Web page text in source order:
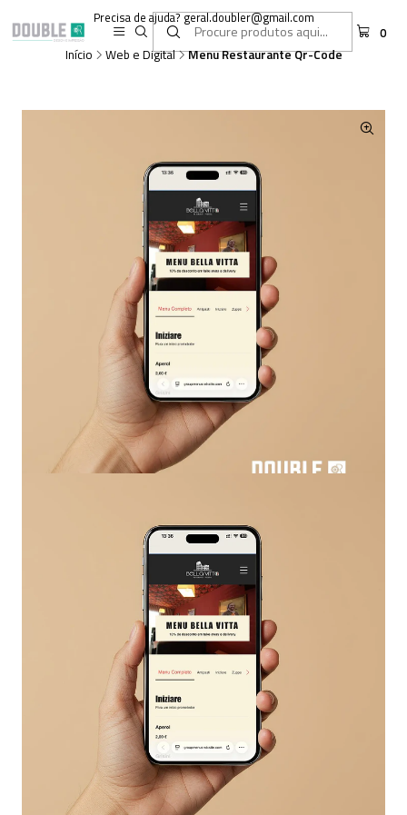
0
Precisa de ajuda? geral.doubler@gmail.com
Início Web e Digital Menu Restaurante Qr-Code